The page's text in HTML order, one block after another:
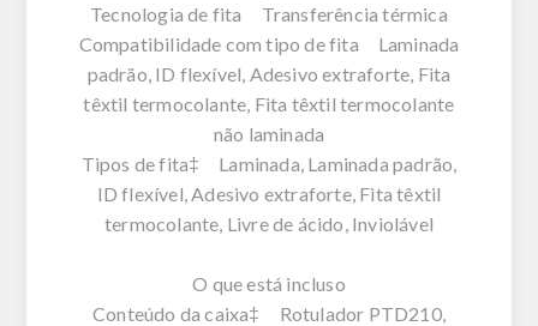
Tecnologia de fita Transferência térmica
Compatibilidade com tipo de fita Laminada
padrão, ID flexível, Adesivo extraforte, Fita
têxtil termocolante, Fita têxtil termocolante
não laminada
Tipos de fita‡ Laminada, Laminada padrão,
ID flexível, Adesivo extraforte, Fita têxtil
termocolante, Livre de ácido, Inviolável
O que está incluso
Conteúdo da caixa‡ Rotulador PTD210,